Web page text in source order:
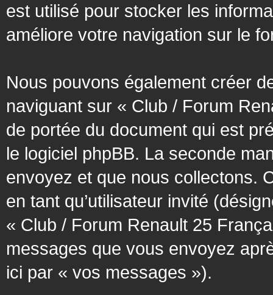
est utilisé pour stocker les
améliore votre navigation sur le
Nous pouvons également créer
naviguant sur « Club / Forum
de portée du document qui est
le logiciel phpBB. La seconde
envoyez et que nous collectons.
en tant qu’utilisateur invité
« Club / Forum Renault 25
messages que vous envoyez
ici par « vos messages »).